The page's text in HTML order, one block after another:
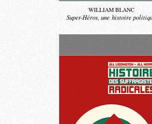
WILLIAM BLANC
Super-Héros, une histoire